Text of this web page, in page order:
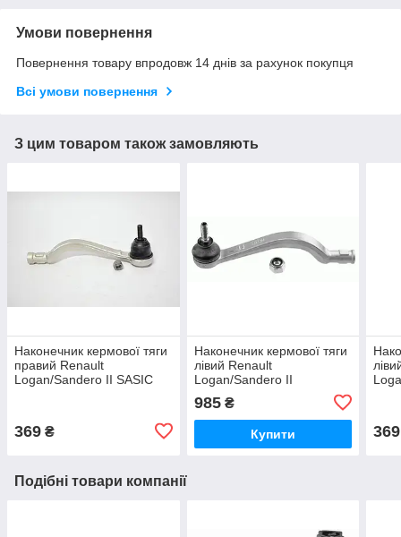
Умови повернення
Повернення товару впродовж 14 днів за рахунок покупця
Всі умови повернення
З цим товаром також замовляють
Наконечник кермової тяги
правий Renault
Logan/Sandero II SASIC
369 ₴
Наконечник кермової тяги
лівий Renault
Logan/Sandero II
985₴
Купити 369
Подібні товари компанії